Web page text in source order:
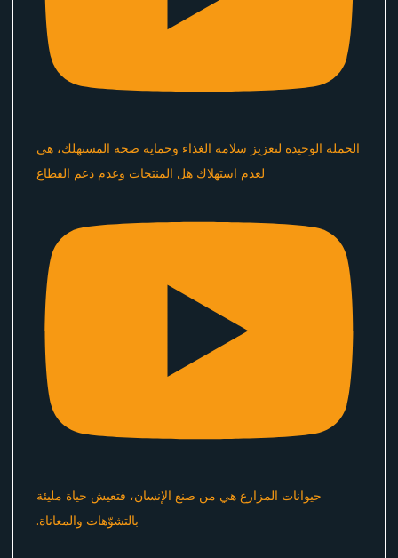
الحملة الوحيدة لتعزيز سلامة الغذاء وحماية صحة المستهلك، هي
لعدم استهلاك هل المنتجات وعدم دعم القطاع